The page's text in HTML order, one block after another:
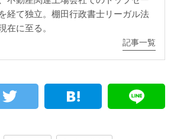
経て独立。棚田行政書士リーガル法
在に至る。
記事一覧